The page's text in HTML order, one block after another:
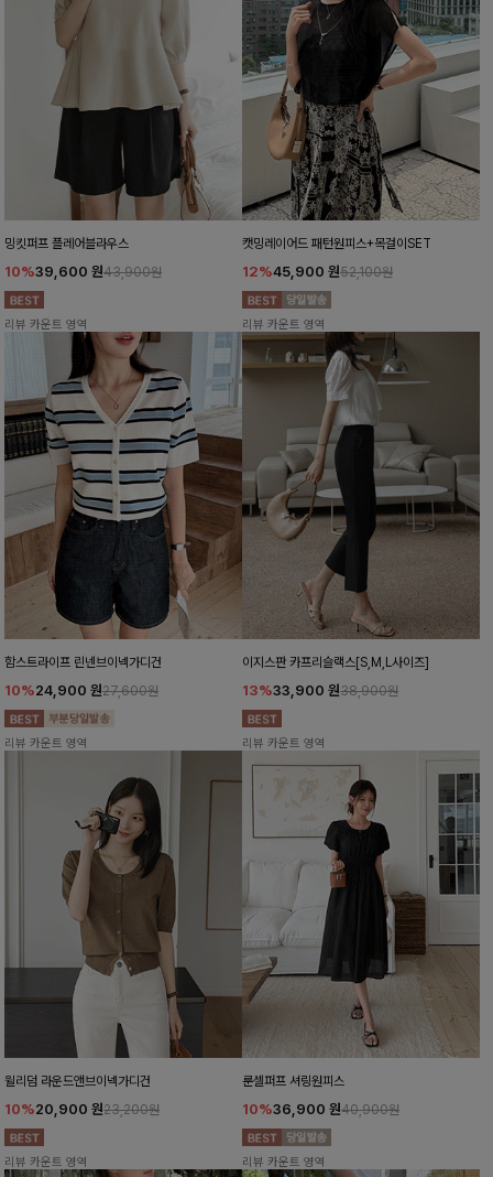
밍킷퍼프 플레어블라우스
10%39,600 원43,900원
리뷰 카운트 영역
캣밍레이어드 패턴원피스+목걸이SET
12%45,900 원52,100원
리뷰 카운트 영역
함스트라이프 린넨브이넥가디건
10%24,900 원27,600원
리뷰 카운트 영역
이지스판 카프리슬랙스[S,M,L사이즈]
13%33,900 원38,900원
리뷰 카운트 영역
윌리덤 라운드앤브이넥가디건
10%20,900 원23,200원
리뷰 카운트 영역
룬셀퍼프 셔링원피스
10%36,900 원40,900원
리뷰 카운트 영역